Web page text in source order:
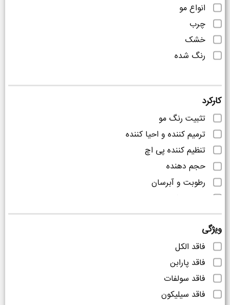
انواع مو
چرب
خشک
رنگ شده
کارکرد
تثبیت رنگ مو
ترمیم کننده و احیا کننده
تنظیم کننده پی اچ
حجم دهنده
رطوبت و آبرسان
ضد ریزش
ضد شوره
کنترل کننده چربی
ویژگی
فاقد الکل
فاقد پارابن
فاقد سولفات
فاقد سیلیکون